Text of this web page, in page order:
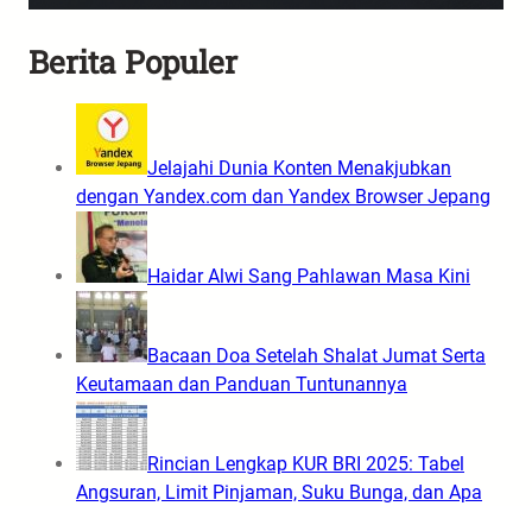
Berita Populer
Jelajahi Dunia Konten Menakjubkan
dengan Yandex.com dan Yandex Browser Jepang
Haidar Alwi Sang Pahlawan Masa Kini
Bacaan Doa Setelah Shalat Jumat Serta
Keutamaan dan Panduan Tuntunannya
Rincian Lengkap KUR BRI 2025: Tabel
Angsuran, Limit Pinjaman, Suku Bunga, dan Apa